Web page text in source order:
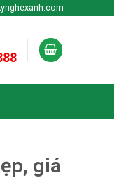
giá